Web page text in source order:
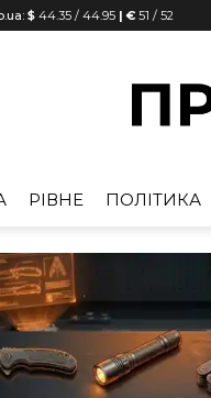
$ 44.35 / 44.95 | € 51 / 52
РІВНЕ ПОЛІТИКА